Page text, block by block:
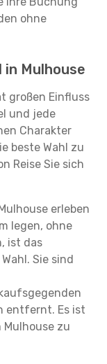
ohne
in Mulhouse
großen Einfluss
und jede
Charakter
beste Wahl zu
Reise Sie sich
erleben
legen, ohne
ist das
Sie sind
entfernt. Es ist
zu